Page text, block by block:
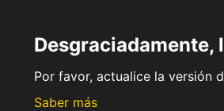
Desgraciadamente,
Por favor, actualice la versión
Saber más